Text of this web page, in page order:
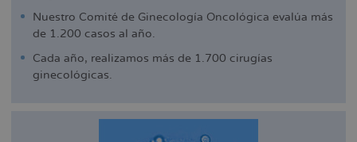
Nuestro Comité de Ginecología Oncológica evalúa más
de 1.200 casos al año.
Cada año, realizamos más de 1.700 cirugías
ginecológicas.